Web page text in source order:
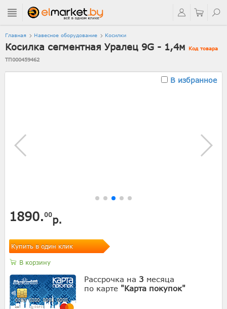
Главная Навесное оборудование Косилки
Косилка сегментная Уралец 9G - 1,4м
Код товара
ТП000459462
В избранное
1890.00р.
Купить в один клик
В корзину
Рассрочка на 3 месяца
по карте "Карта покупок"